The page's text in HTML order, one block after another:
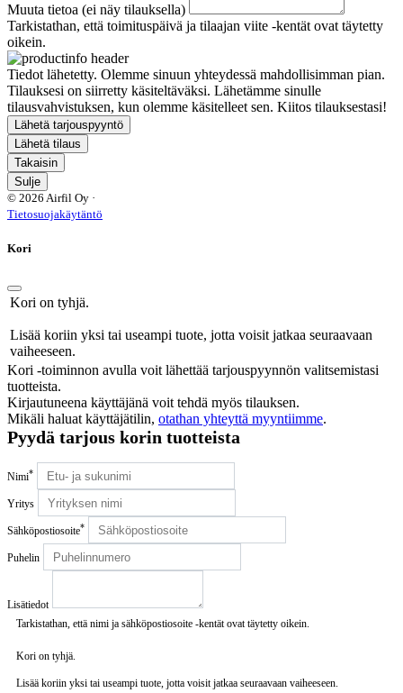
Muuta tietoa (ei näy tilauksella)
Tarkistathan, että toimituspäivä ja tilaajan viite -kentät ovat täytetty
oikein.
Tiedot lähetetty. Olemme sinuun yhteydessä mahdollisimman pian.
Tilauksesi on siirretty käsiteltäväksi. Lähetämme sinulle
tilausvahvistuksen, kun olemme käsitelleet sen. Kiitos tilauksestasi!
Lähetä tarjouspyyntö
Lähetä tilaus
Takaisin
Sulje
© 2026 Airfil Oy ·
Tietosuojakäytäntö
Kori
Kori on tyhjä.
Lisää koriin yksi tai useampi tuote, jotta voisit jatkaa seuraavaan
vaiheeseen.
Kori -toiminnon avulla voit lähettää tarjouspyynnön valitsemistasi
tuotteista.
Kirjautuneena käyttäjänä voit tehdä myös tilauksen.
Mikäli haluat käyttäjätilin, otathan yhteyttä myyntiimme.
Pyydä tarjous korin tuotteista
Nimi*
Yritys
Sähköpostiosoite*
Puhelin
Lisätiedot
Tarkistathan, että nimi ja sähköpostiosoite -kentät ovat täytetty oikein.
Kori on tyhjä.
Lisää koriin yksi tai useampi tuote, jotta voisit jatkaa seuraavaan vaiheeseen.